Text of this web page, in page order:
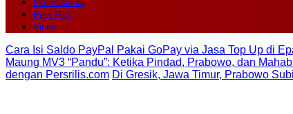
Internasional
Pers Rilis
Video
Cara Isi Saldo PayPal Pakai GoPay via Jasa Top Up di
Maung MV3 “Pandu”: Ketika Pindad, Prabowo, dan
dengan Persrilis.com Di Gresik, Jawa Timur, Prabowo